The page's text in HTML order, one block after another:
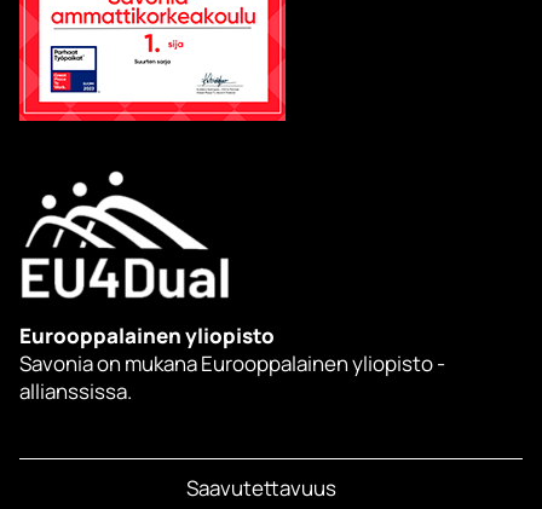
Eurooppalainen yliopisto
Savonia on mukana Eurooppalainen yliopisto -
allianssissa.
Saavutettavuus